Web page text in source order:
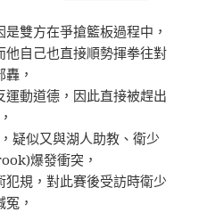
雙方在爭搶籃板過程中，
自己也直接順勢揮拳往對
轟，
動道德，因此直接被趕出
疑似又與湖人助教、衛少
爆發衝突，
規，對此賽後受訪時衛少
冤，